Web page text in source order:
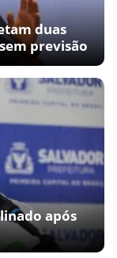
duas
previsão
após